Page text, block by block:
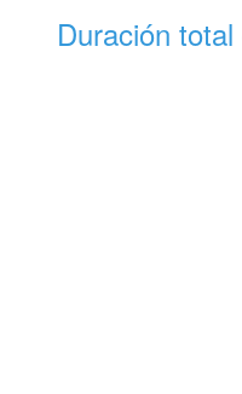
Duración